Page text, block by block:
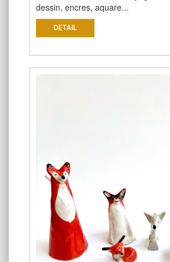
dessin, encres, aquare...
DETAIL